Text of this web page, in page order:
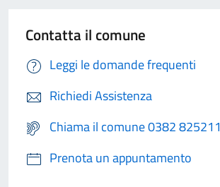
Contatta il comune
Leggi le domande frequenti
Richiedi Assistenza
Chiama il comune 0382 825211
Prenota un appuntamento